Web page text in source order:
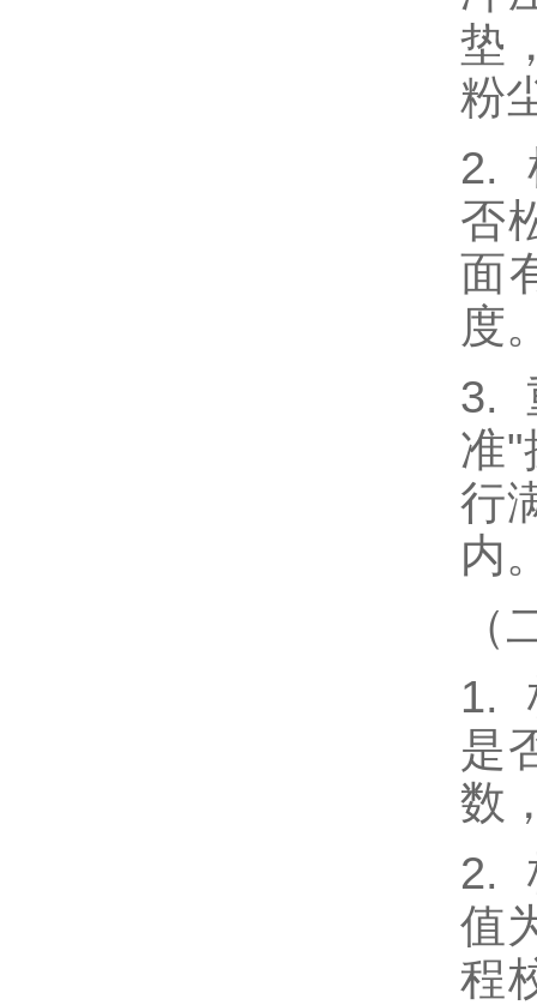
垫
粉
2.
否
面
度
3.
准"
行
内
1.
是
数
2.
值
程